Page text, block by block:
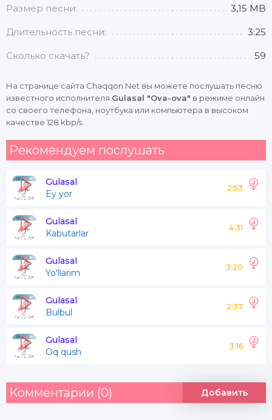
Размер песни: 3,15 MB
Длительность песни: 3:25
Сколько скачать? 59
На странице сайта Chaqqon.Net вы можете послушать песню
известного исполнителя Gulasal "Ova-ova" в режиме онлайн
со своего телефона, ноутбука или компьютера в высоком
качестве 128 kbp/s.
Рекомендуем послушать
Gulasal
Ey yor
2:53
Gulasal
Kabutarlar
4:31
Gulasal
Yo'llarim
3:20
Gulasal
Bulbul
2:37
Gulasal
Oq qush
3:16
Комментарии (0) Добавить